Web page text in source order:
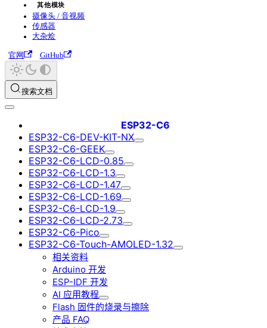
其他模块
摄像头 / 音视频
传感器
大杂烩
官网 GitHub
搜索文档
ESP32-C6
ESP32-C6-DEV-KIT-NX
ESP32-C6-GEEK
ESP32-C6-LCD-0.85
ESP32-C6-LCD-1.3
ESP32-C6-LCD-1.47
ESP32-C6-LCD-1.69
ESP32-C6-LCD-1.9
ESP32-C6-LCD-2.73
ESP32-C6-Pico
ESP32-C6-Touch-AMOLED-1.32
相关资料
Arduino 开发
ESP-IDF 开发
AI 应用教程
Flash 固件的烧录与擦除
产品 FAQ